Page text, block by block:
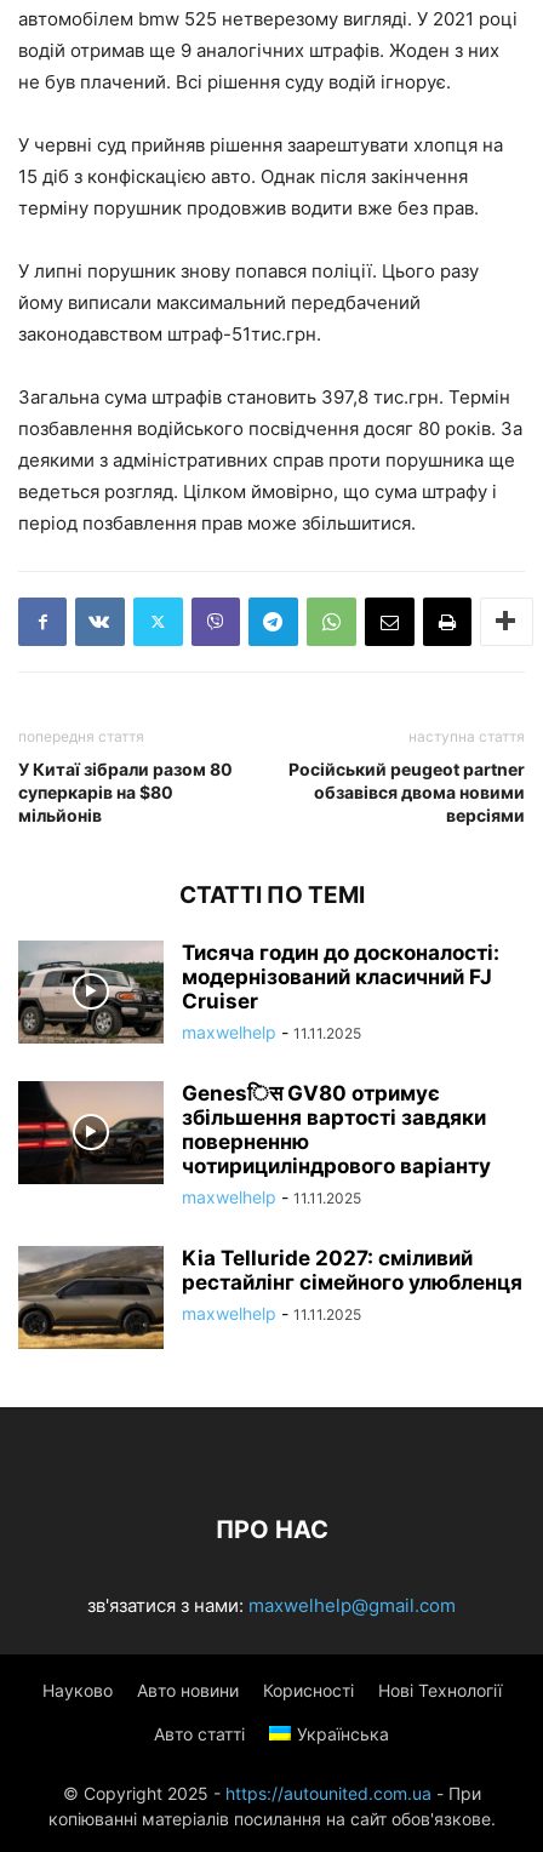
автомобілем bmw 525 нетверезому вигляді. У 2021 році
водій отримав ще 9 аналогічних штрафів. Жоден з них
не був плачений. Всі рішення суду водій ігнорує.
У червні суд прийняв рішення заарештувати хлопця на
15 діб з конфіскацією авто. Однак після закінчення
терміну порушник продовжив водити вже без прав.
У липні порушник знову попався поліції. Цього разу
йому виписали максимальний передбачений
законодавством штраф-51тис.грн.
Загальна сума штрафів становить 397,8 тис.грн. Термін
позбавлення водійського посвідчення досяг 80 років. За
деякими з адміністративних справ проти порушника ще
ведеться розгляд. Цілком ймовірно, що сума штрафу і
період позбавлення прав може збільшитися.
попередня стаття
У Китаї зібрали разом 80
суперкарів на $80
мільйонів
наступна стаття
Російський peugeot partner
обзавівся двома новими
версіями
СТАТТІ ПО ТЕМІ
Тисяча годин до досконалості:
модернізований класичний FJ
Cruiser
maxwelhelp - 11.11.2025
Genesिस GV80 отримує
збільшення вартості завдяки
поверненню
чотирициліндрового варіанту
maxwelhelp - 11.11.2025
Kia Telluride 2027: сміливий
рестайлінг сімейного улюбленця
maxwelhelp - 11.11.2025
ПРО НАС
зв'язатися з нами: maxwelhelp@gmail.com
Науково Авто новини Корисності Нові Технології
Авто статті Українська
© Copyright 2025 - https://autounited.com.ua - При
копіюванні матеріалів посилання на сайт обов'язкове.